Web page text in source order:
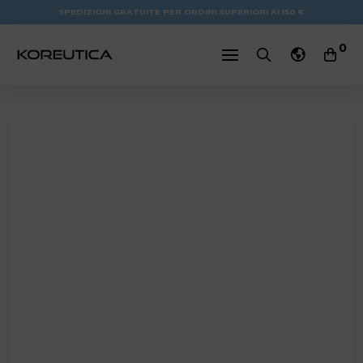
SPEDIZIONI GRATUITE PER ORDINI SUPERIORI AI 150 €
0